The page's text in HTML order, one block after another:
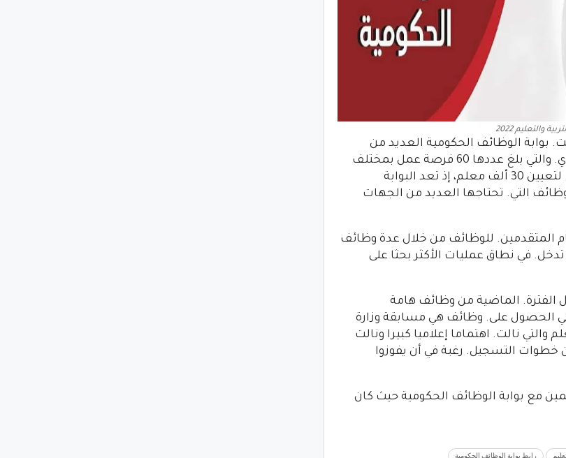
والتعليم 2022
بوابة الوظائف الحكومية العديد من
الوظائف المتاح التقديم إليها طوال شهر أكتوبر الجاري. والتي بلغ عددها 60 فرصة عمل بمختلف
المحافظات على رأسها وظائف وزارة التربية والتعليم. لتعيين 30 ألف معلم، إذ تعد البوابة
التي. تحتاجها العديد من الجهات
المتقدمين. للوظائف من خلال عدة وظائف
في نطاق عمليات الأكثر بحثا على
الفترة. الماضية من وظائف هامة
في الحصول على. وظائف هي مسابقة وزارة
عدد من الأئمة، ومسابقة الـ30 ألف معلم والتي نالت. اهتماما إعلاميا كبيرا ونالت
خطوات التسجيل. رغبة في أن يفوزوا
تفاعل المعلمين مع بوابة الوظائف الحكومية حيث كان
رابط بوابة الوظائف الحكومية